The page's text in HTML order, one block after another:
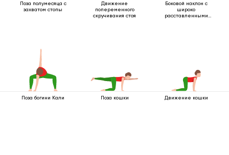
Поза полумесяца с
захватом стопы
Движение
попеременного
скручивания стоя
Боковой наклон с
широко
расставленными
Поза богини Кали Поза кошки Движение кошки